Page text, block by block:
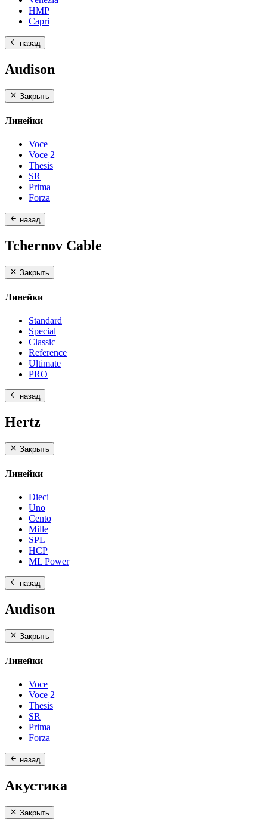
HMP
Capri
назад
Audison
Закрыть
Линейки
Voce
Voce 2
Thesis
SR
Prima
Forza
назад
Tchernov Cable
Закрыть
Линейки
Standard
Special
Classic
Reference
Ultimate
PRO
назад
Hertz
Закрыть
Линейки
Dieci
Uno
Cento
Mille
SPL
HCP
ML Power
назад
Audison
Закрыть
Линейки
Voce
Voce 2
Thesis
SR
Prima
Forza
назад
Акустика
Закрыть